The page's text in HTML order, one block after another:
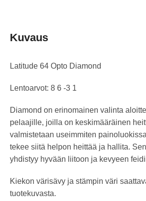
Kuvaus
Latitude 64 Opto Diamond
Lentoarvot: 8 6 -3 1
Diamond on erinomainen valinta
pelaajille, joilla on keskimääräinen
valmistetaan useimmiten
tekee siitä helpon heittää ja hallita.
yhdistyy hyvään liitoon ja kevyeen
Kiekon värisävy ja stämpin väri
tuotekuvasta.